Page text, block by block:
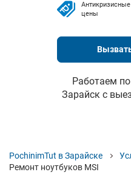
Антикризисные
цены
Работаем
Зарайск с
PochinimTut в Зарайске
Ремонт ноутбуков MSI